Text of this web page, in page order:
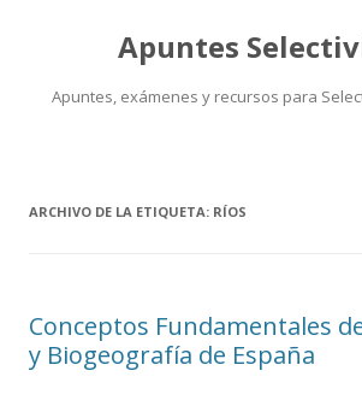
Apuntes
Apuntes, exámenes y recursos para
ARCHIVO DE LA ETIQUETA: RÍOS
Conceptos Fundamentales
y Biogeografía de España